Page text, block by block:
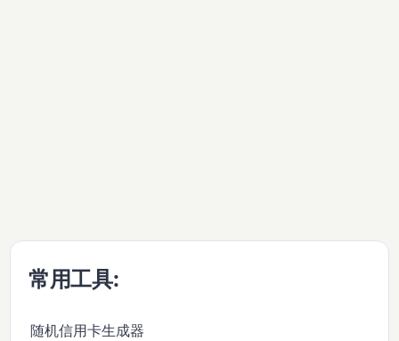
常用工具:
随机信用卡生成器